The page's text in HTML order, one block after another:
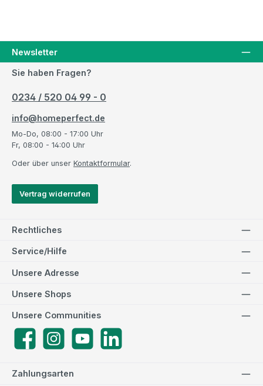
Newsletter
Sie haben Fragen?
0234 / 520 04 99 - 0
info@homeperfect.de
Mo-Do, 08:00 - 17:00 Uhr
Fr, 08:00 - 14:00 Uhr
Oder über unser Kontaktformular.
Vertrag widerrufen
Rechtliches
Service/Hilfe
Zahlungsarten
Unsere Adresse
Unsere Communities
FacebookInstagramYouTube
Unsere Shops